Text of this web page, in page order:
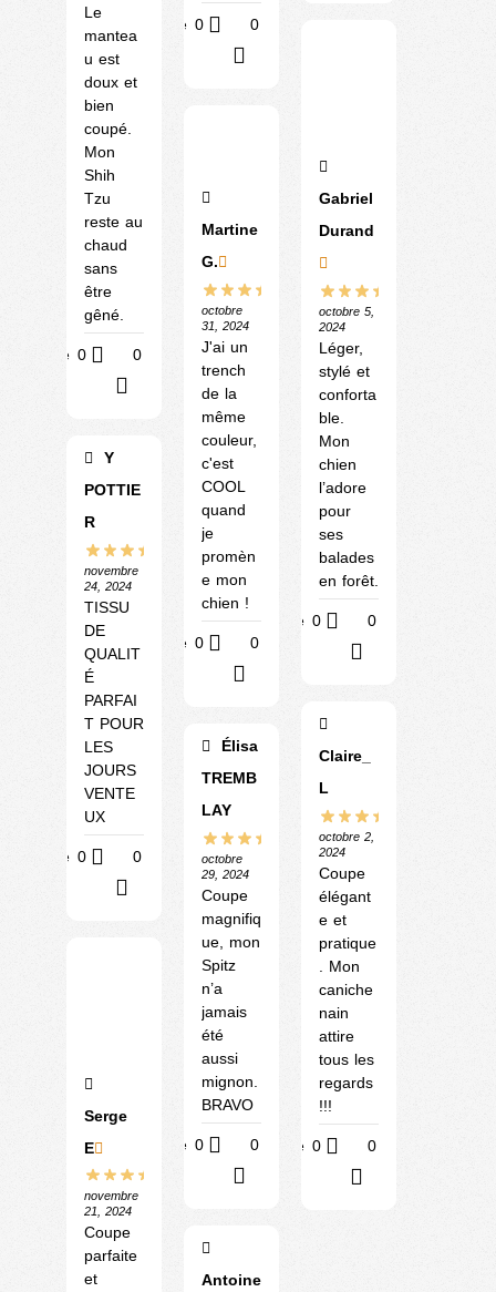
Le
mantea
u est
doux et
bien
coupé.
Mon
Shih
Tzu
reste au
chaud
sans
être
gêné.
Utile 0 0
Y
POTTIE
R
novembre
24, 2024
TISSU
DE
QUALIT
É
PARFAI
T POUR
LES
JOURS
VENTE
UX
Utile 0 0
Serge
E
novembre
21, 2024
Coupe
parfaite
et
Utile 0 0
Martine
G.
octobre
31, 2024
J'ai un
trench
de la
même
couleur,
c'est
COOL
quand
je
promèn
e mon
chien !
Utile 0 0
Élisa
TREMB
LAY
octobre
29, 2024
Coupe
magnifiq
ue, mon
Spitz
n’a
jamais
été
aussi
mignon.
BRAVO
Utile 0 0
Antoine
Gabriel
Durand
octobre 5,
2024
Léger,
stylé et
conforta
ble.
Mon
chien
l’adore
pour
ses
balades
en forêt.
Utile 0 0
Claire_
L
octobre 2,
2024
Coupe
élégant
e et
pratique
. Mon
caniche
nain
attire
tous les
regards
!!!
Utile 0 0